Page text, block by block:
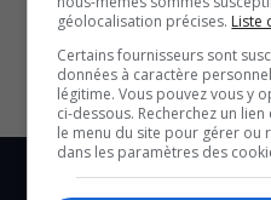
CULTURE ET
géolocalisation précises. Liste
Certains fournisseurs sont
données à caractère
légitime. Vous pouvez vous y
ci-dessous. Recherchez un
le menu du site pour gérer ou
dans les paramètres des